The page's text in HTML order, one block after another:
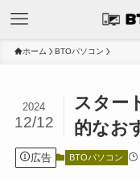
ホーム BTOパソコン
スター
的なお
2024
12/12
広告 BTOパソコン